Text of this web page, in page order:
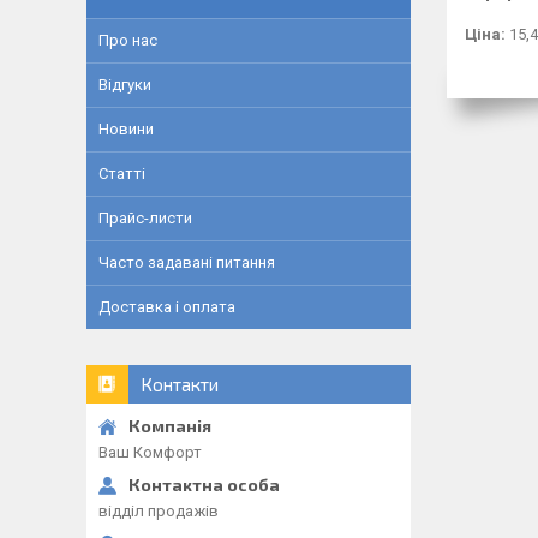
Ціна:
Про нас
Відгуки
Новини
Статті
Прайс-листи
Часто задавані питання
Доставка і оплата
Контакти
Ваш Комфорт
відділ продажів